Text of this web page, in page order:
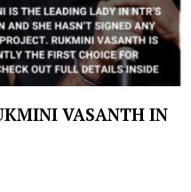
VASANTH IN